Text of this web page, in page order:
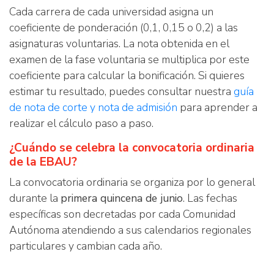
Cada carrera de cada universidad asigna un
coeficiente de ponderación (0,1, 0,15 o 0,2) a las
asignaturas voluntarias. La nota obtenida en el
examen de la fase voluntaria se multiplica por este
coeficiente para calcular la bonificación. Si quieres
estimar tu resultado, puedes consultar nuestra guía
de nota de corte y nota de admisión para aprender a
realizar el cálculo paso a paso.
¿Cuándo se celebra la convocatoria ordinaria
de la EBAU?
La convocatoria ordinaria se organiza por lo general
durante la primera quincena de junio. Las fechas
específicas son decretadas por cada Comunidad
Autónoma atendiendo a sus calendarios regionales
particulares y cambian cada año.